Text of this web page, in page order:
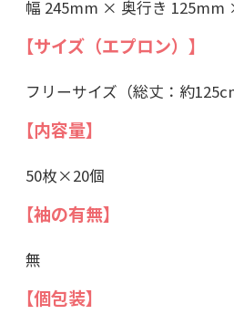
幅 245mm × 奥行き 125mm
【サイズ（エプロン）】
フリーサイズ（総丈：約
【内容量】
50枚×20個
【袖の有無】
無
【個包装】